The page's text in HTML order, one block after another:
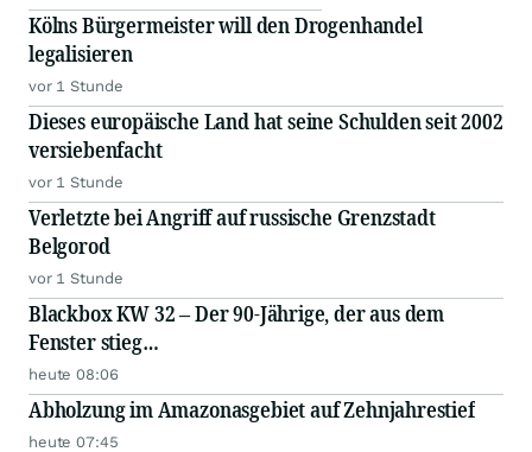
Kölns Bürgermeister will den Drogenhandel
legalisieren
vor 1 Stunde
Dieses europäische Land hat seine Schulden seit 2002
versiebenfacht
vor 1 Stunde
Verletzte bei Angriff auf russische Grenzstadt
Belgorod
vor 1 Stunde
Blackbox KW 32 – Der 90-Jährige, der aus dem
Fenster stieg…
heute 08:06
Abholzung im Amazonasgebiet auf Zehnjahrestief
heute 07:45